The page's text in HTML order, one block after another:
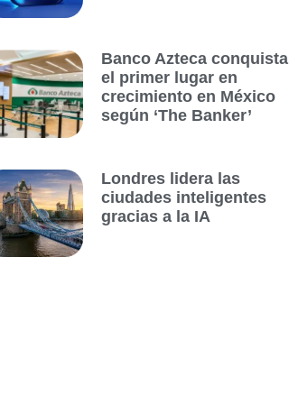
Banco Azteca conquista
el primer lugar en
crecimiento en México
según ‘The Banker’
Londres lidera las
ciudades inteligentes
gracias a la IA